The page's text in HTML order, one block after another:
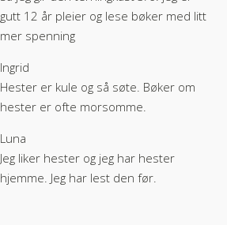
gutt 12 år pleier og lese bøker med litt
mer spenning
Ingrid
Hester er kule og så søte. Bøker om
hester er ofte morsomme.
Luna
Jeg liker hester og jeg har hester
hjemme. Jeg har lest den før.